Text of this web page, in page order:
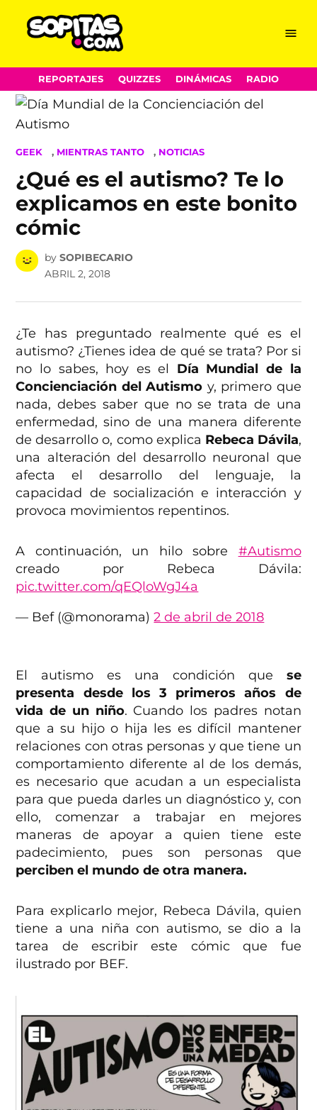
Skip
to
content
Menu
REPORTAJES QUIZZES DINÁMICAS RADIO
POSTED
GEEK , MIENTRAS TANTO , NOTICIAS
¿Qué es el autismo? Te lo
explicamos en este bonito
cómic
by SOPIBECARIO
ABRIL 2, 2018
¿Te has preguntado realmente qué es el
autismo? ¿Tienes idea de qué se trata? Por si
no lo sabes, hoy es el Día Mundial de la
Concienciación del Autismo y, primero que
nada, debes saber que no se trata de una
enfermedad, sino de una manera diferente
de desarrollo o, como explica Rebeca Dávila,
una alteración del desarrollo neuronal que
afecta el desarrollo del lenguaje, la
capacidad de socialización e interacción y
provoca movimientos repentinos.
A continuación, un hilo sobre #Autismo
creado por Rebeca Dávila:
pic.twitter.com/qEQloWgJ4a
— Bef (@monorama)2 de abril de 2018
El autismo es una condición que se
presenta desde los 3 primeros años de
vida de un niño. Cuando los padres notan
que a su hijo o hija les es difícil mantener
relaciones con otras personas y que tiene un
comportamiento diferente al de los demás,
es necesario que acudan a un especialista
para que pueda darles un diagnóstico y, con
ello, comenzar a trabajar en mejores
maneras de apoyar a quien tiene este
padecimiento, pues son personas que
perciben el mundo de otra manera.
Para explicarlo mejor, Rebeca Dávila, quien
tiene a una niña con autismo, se dio a la
tarea de escribir este cómic que fue
ilustrado por BEF.